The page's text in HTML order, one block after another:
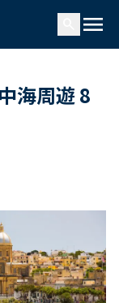
menu
海周遊 8